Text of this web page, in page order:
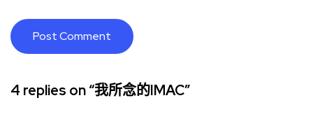
4 replies on “我所念的IMAC”